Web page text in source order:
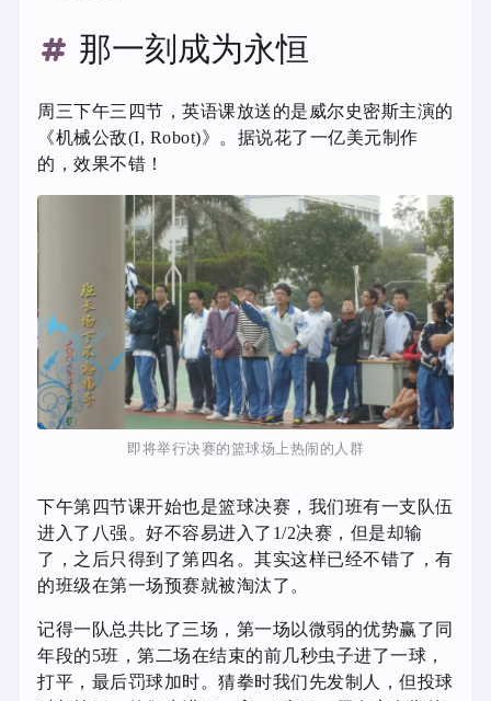
那一刻成为永恒
周三下午三四节，英语课放送的是威尔史密斯主演的
《机械公敌(I, Robot)》。据说花了一亿美元制作
的，效果不错！
即将举行决赛的篮球场上热闹的人群
下午第四节课开始也是篮球决赛，我们班有一支队伍
进入了八强。好不容易进入了1/2决赛，但是却输
了，之后只得到了第四名。其实这样已经不错了，有
的班级在第一场预赛就被淘汰了。
记得一队总共比了三场，第一场以微弱的优势赢了同
年段的5班，第二场在结束的前几秒虫子进了一球，
打平，最后罚球加时。猜拳时我们先发制人，但投球